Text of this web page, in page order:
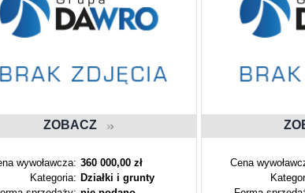
ZOBACZ
wywoławcza: 360 000,00 zł
Kategoria: Działki i grunty
Cena